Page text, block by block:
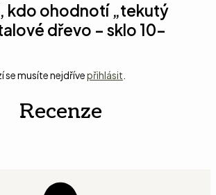
kdo ohodnotí „tekutý
dřevo – sklo 10-
se musíte nejdřívepřihlásit
Recenze